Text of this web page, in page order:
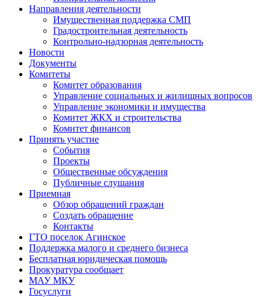
Направления деятельности
Имущественная поддержка СМП
Градостроительная деятельность
Контрольно-надзорная деятельность
Новости
Документы
Комитеты
Комитет образования
Управление социальных и жилищных вопросов
Управление экономики и имущества
Комитет ЖКХ и строительства
Комитет финансов
Принять участие
События
Проекты
Общественные обсуждения
Публичные слушания
Приемная
Обзор обращений граждан
Создать обращение
Контакты
ГТО поселок Агинское
Поддержка малого и среднего бизнеса
Бесплатная юридическая помощь
Прокуратура сообщает
МАУ МКУ
Госуслуги